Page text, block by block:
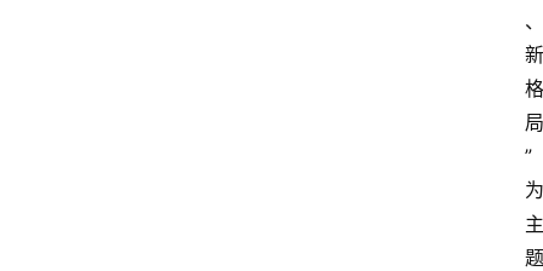
、
新
格
局
”
为
主
题